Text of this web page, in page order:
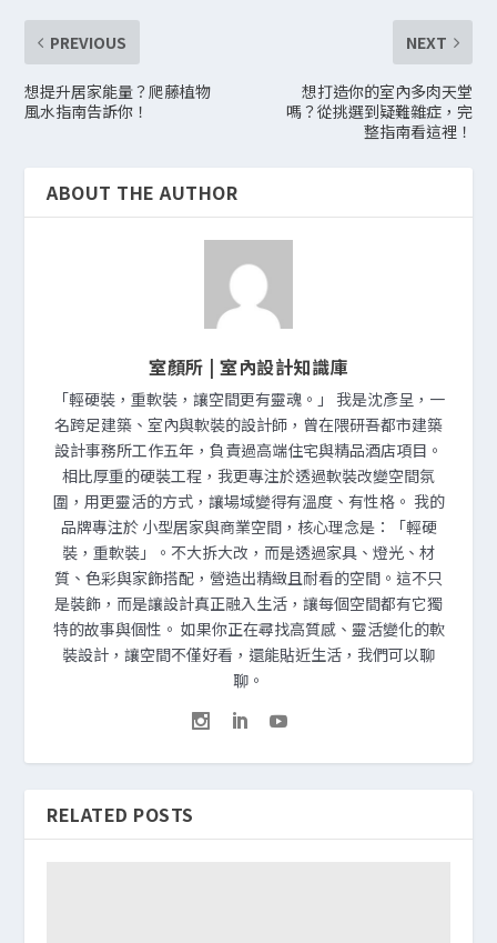
PREVIOUS
想提升居家能量？爬藤植物
風水指南告訴你！
NEXT
想打造你的室內多肉天堂
嗎？從挑選到疑難雜症，完
整指南看這裡！
ABOUT THE AUTHOR
室顏所 | 室內設計知識庫
「輕硬裝，重軟裝，讓空間更有靈魂。」 我是沈彥呈，一
名跨足建築、室內與軟裝的設計師，曾在隈研吾都市建築
設計事務所工作五年，負責過高端住宅與精品酒店項目。
相比厚重的硬裝工程，我更專注於透過軟裝改變空間氛
圍，用更靈活的方式，讓場域變得有溫度、有性格。 我的
品牌專注於 小型居家與商業空間，核心理念是：「輕硬
裝，重軟裝」。不大拆大改，而是透過家具、燈光、材
質、色彩與家飾搭配，營造出精緻且耐看的空間。這不只
是裝飾，而是讓設計真正融入生活，讓每個空間都有它獨
特的故事與個性。 如果你正在尋找高質感、靈活變化的軟
裝設計，讓空間不僅好看，還能貼近生活，我們可以聊
聊。
RELATED POSTS